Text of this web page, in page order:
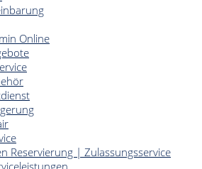
Online
Reservierung | Zulassungsservice